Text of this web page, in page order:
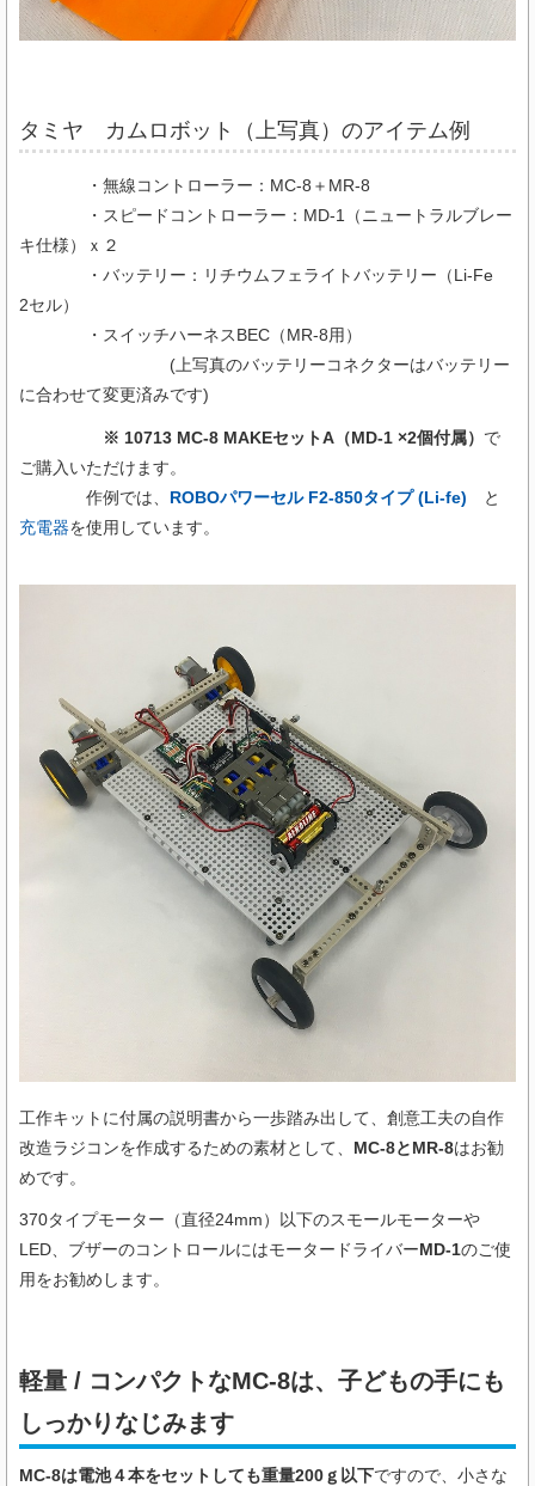
タミヤ カムロボット（上写真）のアイテム例
・無線コントローラー：MC-8＋MR-8
・スピードコントローラー：MD-1（ニュートラルブレー
キ仕様）ｘ２
・バッテリー：リチウムフェライトバッテリー（Li-Fe
2セル）
・スイッチハーネスBEC（MR-8用）
(上写真のバッテリーコネクターはバッテリー
に合わせて変更済みです)
※ 10713 MC-8 MAKEセットA（MD-1 ×2個付属） で
ご購入いただけます。
作例では、 ROBOパワーセル F2-850タイプ (Li-fe) と
充電器を使用しています。
工作キットに付属の説明書から一歩踏み出して、創意工夫の自作
改造ラジコンを作成するための素材として、 MC-8とMR-8はお勧
めです。
370タイプモーター（直径24mm）以下のスモールモーターや
LED、ブザーのコントロールにはモータードライバーMD-1のご使
用をお勧めします。
軽量 / コンパクトなMC-8は、子どもの手にも
しっかりなじみます
MC-8は電池４本をセットしても重量200ｇ以下ですので、小さな